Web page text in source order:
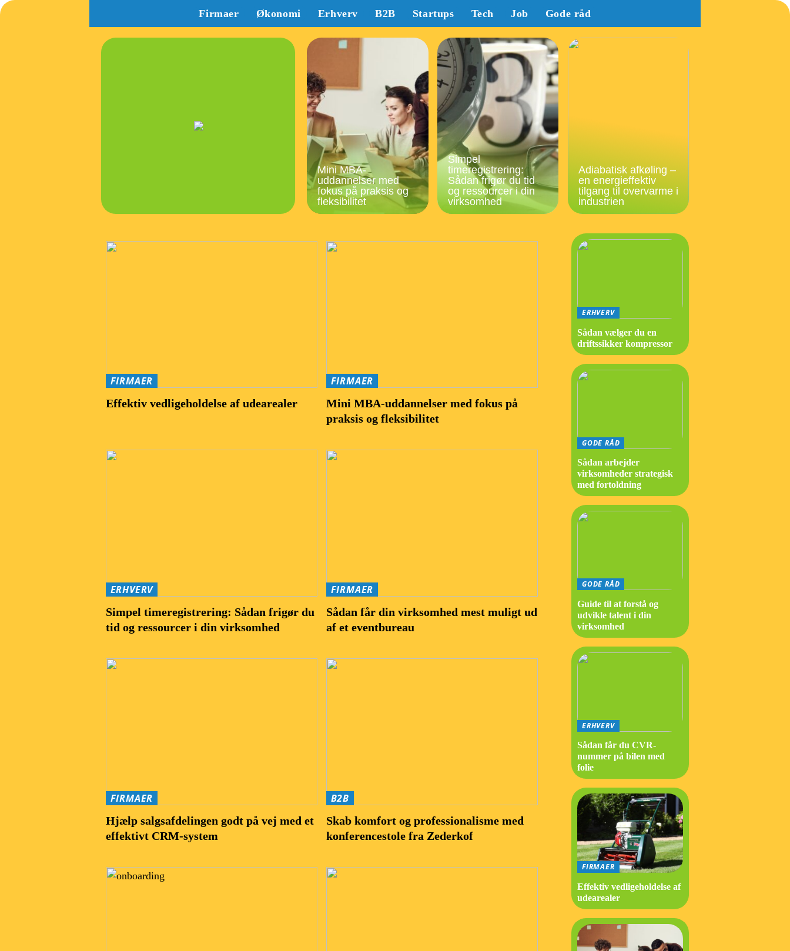
Firmaer Økonomi Erhverv B2B Startups Tech Job Gode råd
Mini MBA-
uddannelser med
fokus på praksis og
fleksibilitet
Simpel
timeregistrering:
Sådan frigør du tid
og ressourcer i din
virksomhed
Adiabatisk afkøling –
en energieffektiv
tilgang til overvarme i
industrien
FIRMAER
Effektiv vedligeholdelse af udearealer
FIRMAER
Mini MBA-uddannelser med fokus på
praksis og fleksibilitet
ERHVERV
Simpel timeregistrering: Sådan frigør du
tid og ressourcer i din virksomhed
FIRMAER
Sådan får din virksomhed mest muligt ud
af et eventbureau
FIRMAER
Hjælp salgsafdelingen godt på vej med et
effektivt CRM-system
B2B
Skab komfort og professionalisme med
konferencestole fra Zederkof
ERHVERV
Sådan vælger du en
driftssikker kompressor
GODE RÅD
Sådan arbejder
virksomheder strategisk
med fortoldning
GODE RÅD
Guide til at forstå og
udvikle talent i din
virksomhed
ERHVERV
Sådan får du CVR-
nummer på bilen med
folie
FIRMAER
Effektiv vedligeholdelse af
udearealer